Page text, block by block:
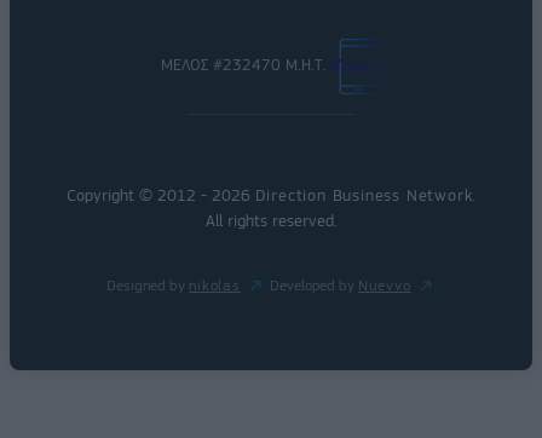
ΜΕΛΟΣ #232470 Μ.Η.Τ.
Copyright © 2012 - 2026 Direction Business Network
All rights reserved.
Designed by nikolas Developed by Nuevvo